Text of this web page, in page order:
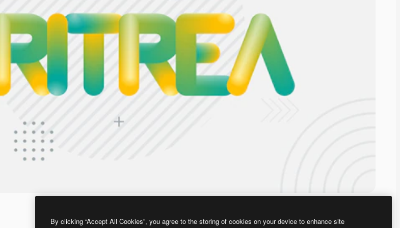
By clicking “Accept All Cookies”, you agree to the storing of cookies on your device to enhance site